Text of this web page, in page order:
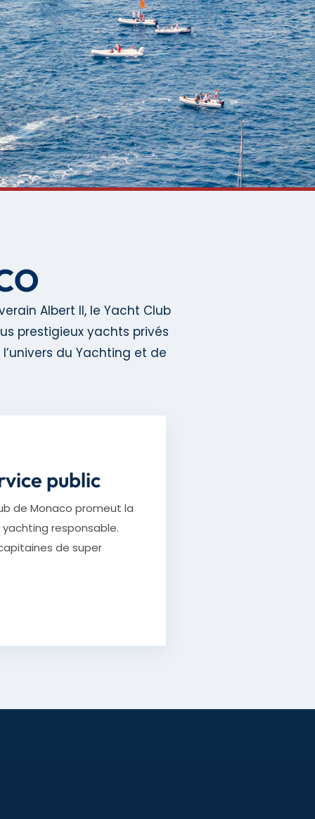
Albert II, le Yacht Club
prestigieux yachts privés
du Yachting et de
public
de Monaco promeut la
responsable.
de super